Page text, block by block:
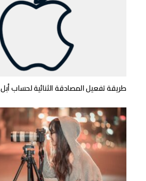
طريقة تفعيل المصادقة الثنائية لحساب أبل Apple